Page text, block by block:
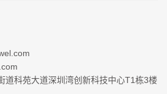
道科苑大道深圳湾创新科技中心T1栋3楼